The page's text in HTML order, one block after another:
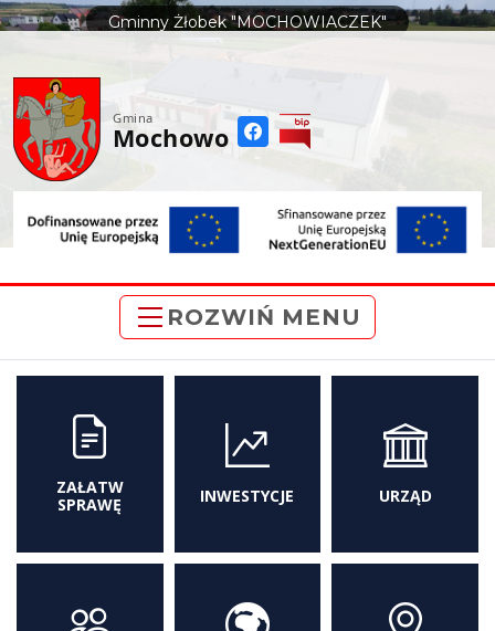
treści
Gminny Żłobek "MOCHOWIACZEK"
Gmina
Mochowo
ROZWIŃ MENU
ZAŁATW
SPRAWĘ
INWESTYCJE URZĄD